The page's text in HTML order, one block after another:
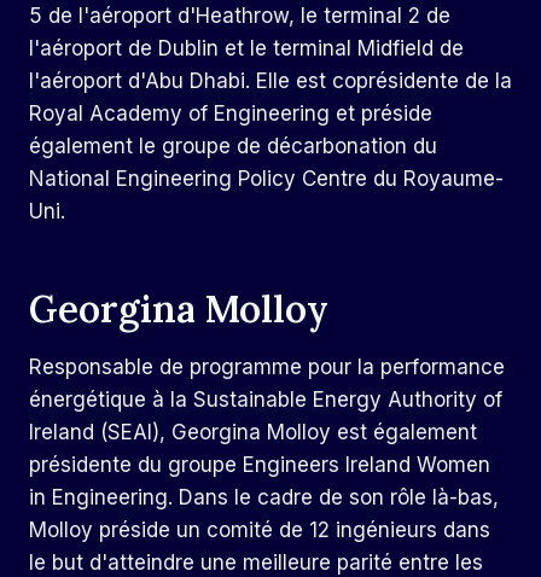
5 de l'aéroport d'Heathrow, le terminal 2 de
l'aéroport de Dublin et le terminal Midfield de
l'aéroport d'Abu Dhabi. Elle est coprésidente de la
Royal Academy of Engineering et préside
également le groupe de décarbonation du
National Engineering Policy Centre du Royaume-
Uni.
Georgina Molloy
Responsable de programme pour la performance
énergétique à la Sustainable Energy Authority of
Ireland (SEAI), Georgina Molloy est également
présidente du groupe Engineers Ireland Women
in Engineering. Dans le cadre de son rôle là-bas,
Molloy préside un comité de 12 ingénieurs dans
le but d'atteindre une meilleure parité entre les